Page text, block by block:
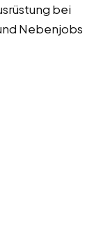
bei
Nebenjobs